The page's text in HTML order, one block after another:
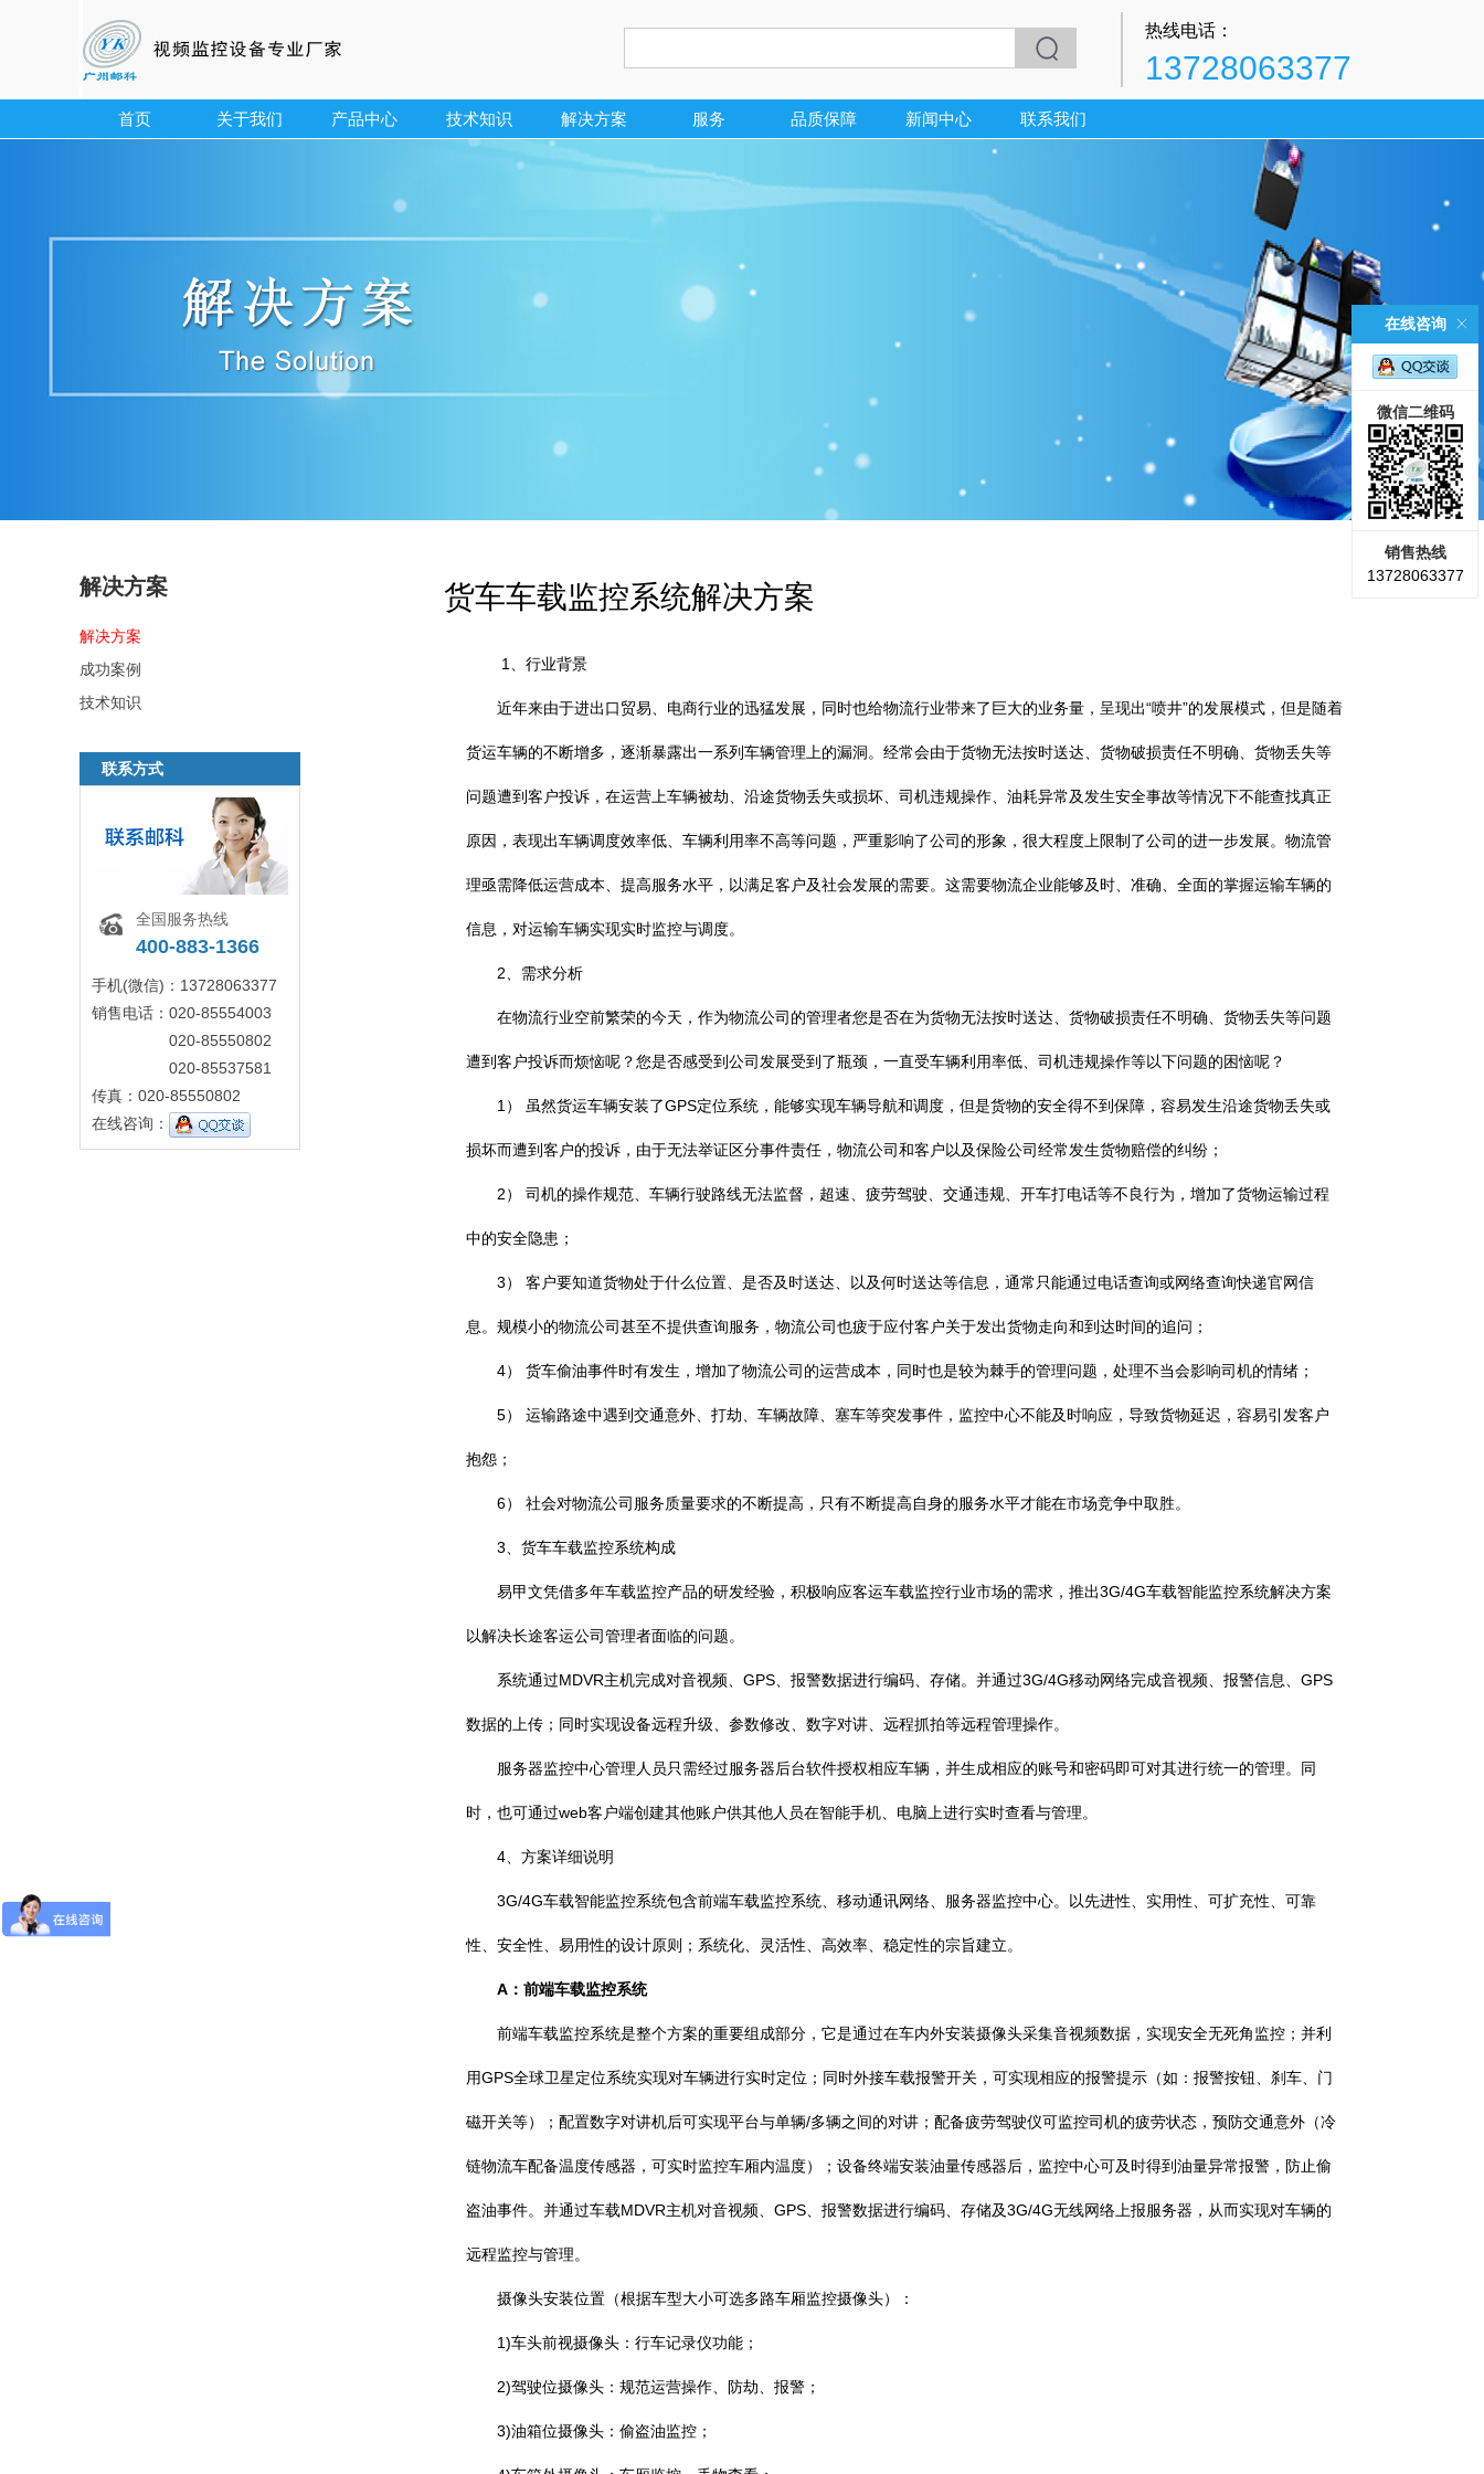
热线电话：
13728063377
首页 关于我们 产品中心 技术知识 解决方案 服务 品质保障 新闻中心 联系我们
解决方案
解决方案
成功案例
技术知识
联系方式
全国服务热线
400-883-1366
手机(微信)：13728063377
销售电话：020-85554003
020-85550802
020-85537581
传真：020-85550802
在线咨询：
货车车载监控系统解决方案
1、行业背景
近年来由于进出口贸易、电商行业的迅猛发展，同时也给物流行业带来了巨大的业务量，呈现出“喷井”的发展模式，但是随着
货运车辆的不断增多，逐渐暴露出一系列车辆管理上的漏洞。经常会由于货物无法按时送达、货物破损责任不明确、货物丢失等
问题遭到客户投诉，在运营上车辆被劫、沿途货物丢失或损坏、司机违规操作、油耗异常及发生安全事故等情况下不能查找真正
原因，表现出车辆调度效率低、车辆利用率不高等问题，严重影响了公司的形象，很大程度上限制了公司的进一步发展。物流管
理亟需降低运营成本、提高服务水平，以满足客户及社会发展的需要。这需要物流企业能够及时、准确、全面的掌握运输车辆的
信息，对运输车辆实现实时监控与调度。
2、需求分析
在物流行业空前繁荣的今天，作为物流公司的管理者您是否在为货物无法按时送达、货物破损责任不明确、货物丢失等问题
遭到客户投诉而烦恼呢？您是否感受到公司发展受到了瓶颈，一直受车辆利用率低、司机违规操作等以下问题的困恼呢？
1） 虽然货运车辆安装了GPS定位系统，能够实现车辆导航和调度，但是货物的安全得不到保障，容易发生沿途货物丢失或
损坏而遭到客户的投诉，由于无法举证区分事件责任，物流公司和客户以及保险公司经常发生货物赔偿的纠纷；
2） 司机的操作规范、车辆行驶路线无法监督，超速、疲劳驾驶、交通违规、开车打电话等不良行为，增加了货物运输过程
中的安全隐患；
3） 客户要知道货物处于什么位置、是否及时送达、以及何时送达等信息，通常只能通过电话查询或网络查询快递官网信
息。规模小的物流公司甚至不提供查询服务，物流公司也疲于应付客户关于发出货物走向和到达时间的追问；
4） 货车偷油事件时有发生，增加了物流公司的运营成本，同时也是较为棘手的管理问题，处理不当会影响司机的情绪；
5） 运输路途中遇到交通意外、打劫、车辆故障、塞车等突发事件，监控中心不能及时响应，导致货物延迟，容易引发客户
抱怨；
6） 社会对物流公司服务质量要求的不断提高，只有不断提高自身的服务水平才能在市场竞争中取胜。
3、货车车载监控系统构成
易甲文凭借多年车载监控产品的研发经验，积极响应客运车载监控行业市场的需求，推出3G/4G车载智能监控系统解决方案
以解决长途客运公司管理者面临的问题。
系统通过MDVR主机完成对音视频、GPS、报警数据进行编码、存储。并通过3G/4G移动网络完成音视频、报警信息、GPS
数据的上传；同时实现设备远程升级、参数修改、数字对讲、远程抓拍等远程管理操作。
服务器监控中心管理人员只需经过服务器后台软件授权相应车辆，并生成相应的账号和密码即可对其进行统一的管理。同
时，也可通过web客户端创建其他账户供其他人员在智能手机、电脑上进行实时查看与管理。
4、方案详细说明
3G/4G车载智能监控系统包含前端车载监控系统、移动通讯网络、服务器监控中心。以先进性、实用性、可扩充性、可靠
性、安全性、易用性的设计原则；系统化、灵活性、高效率、稳定性的宗旨建立。
A：前端车载监控系统
前端车载监控系统是整个方案的重要组成部分，它是通过在车内外安装摄像头采集音视频数据，实现安全无死角监控；并利
用GPS全球卫星定位系统实现对车辆进行实时定位；同时外接车载报警开关，可实现相应的报警提示（如：报警按钮、刹车、门
磁开关等）；配置数字对讲机后可实现平台与单辆/多辆之间的对讲；配备疲劳驾驶仪可监控司机的疲劳状态，预防交通意外（冷
链物流车配备温度传感器，可实时监控车厢内温度）；设备终端安装油量传感器后，监控中心可及时得到油量异常报警，防止偷
盗油事件。并通过车载MDVR主机对音视频、GPS、报警数据进行编码、存储及3G/4G无线网络上报服务器，从而实现对车辆的
远程监控与管理。
摄像头安装位置（根据车型大小可选多路车厢监控摄像头）：
1)车头前视摄像头：行车记录仪功能；
2)驾驶位摄像头：规范运营操作、防劫、报警；
3)油箱位摄像头：偷盗油监控；
在线咨询
微信二维码
销售热线
13728063377